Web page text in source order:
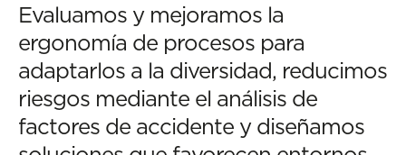
Evaluamos y mejoramos la
ergonomía de procesos para
adaptarlos a la diversidad, reducimos
riesgos mediante el análisis de
factores de accidente y diseñamos